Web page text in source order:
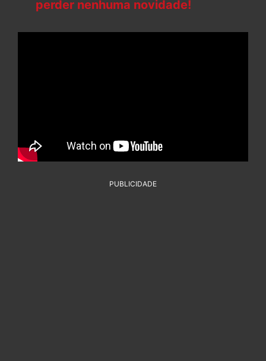
perder nenhuma novidade!
PUBLICIDADE